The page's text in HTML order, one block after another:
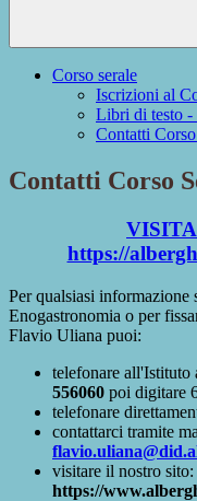
Corso serale
Iscrizioni al
Libri di testo -
Contatti
Contatti Corso
https://
Per qualsiasi
Enogastronomia o per
Flavio Uliana puoi:
telefonare all'Istituto
556060 poi digitare
telefonare
contattarci tramite
visitare il nostro sito:
https://